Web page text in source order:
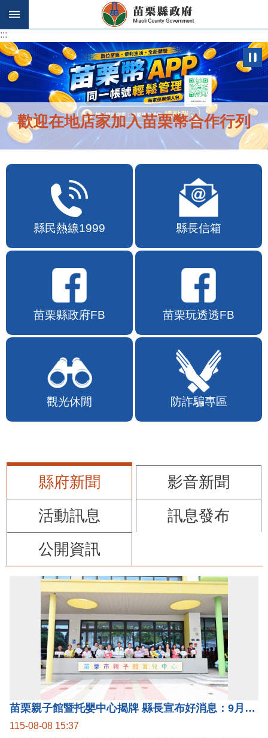
跳到主要內容區塊
:::
:::
歡迎在地店家加入苗栗幣合作行列
縣民熱線1999 縣長信箱
苗栗縣政府FB 苗栗玩透透FB
觀光休閒 防詐騙專區
縣府新聞
影音新聞
活動訊息
訊息發布
公開資訊
苗栗親子館暨托嬰中心揭牌 縣長宣布好消息：9月1日起調降臨時托嬰費用
115-08-08 15:37